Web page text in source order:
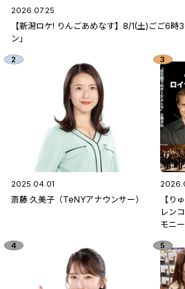
2026.07.25
【新潟ロケ! りんごあめなす】8/1(土)ごご6
ン」
2025.04.01
斎藤 久美子（TeNYアナウンサー）
【り
レン
モニ